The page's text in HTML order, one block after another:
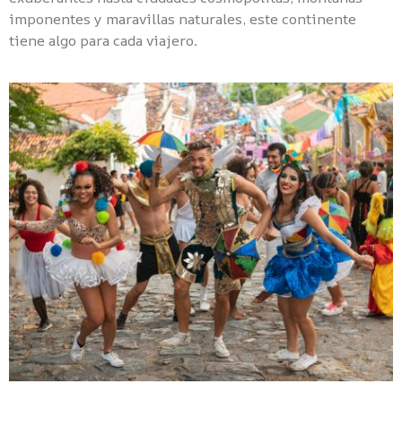
imponentes y maravillas naturales, este continente
tiene algo para cada viajero.